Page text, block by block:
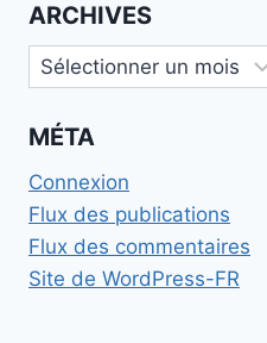
ARCHIVES
Archives
MÉTA
Connexion
Flux des publications
Flux des commentaires
Site de WordPress-FR